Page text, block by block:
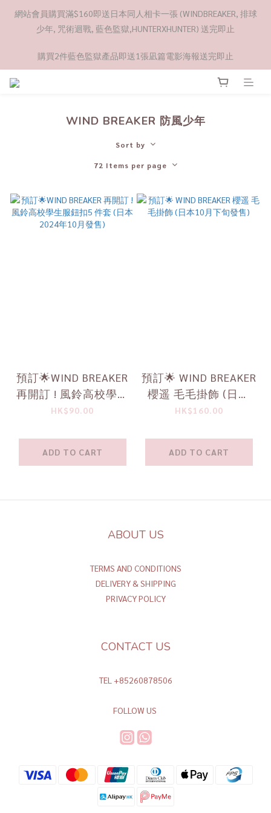
網站會員購買滿$160即送日本同人相卡一張 (WINDBREAKER, 排球
少年, 咒術迴戰, 藍色監獄,HUNTERXHUNTER) 送完即止
購買2件藍色監獄產品即送1張凪篇電影海報送完即止
WIND BREAKER 防風少年
Sort by
72 Items per page
預訂🌟WIND BREAKER
再開訂 ! 風鈴高校學生
服鈕扣5 件套 (日本
HK$90.00
ADD TO CART
預訂🌟 WIND BREAKER
櫻遥 毛毛掛飾 (日本
10月下旬發售)
HK$160.00
ADD TO CART
ABOUT US
TERMS AND CONDITIONS
DELIVERY & SHIPPING
PRIVACY POLICY
CONTACT US
TEL +85260878506
FOLLOW US